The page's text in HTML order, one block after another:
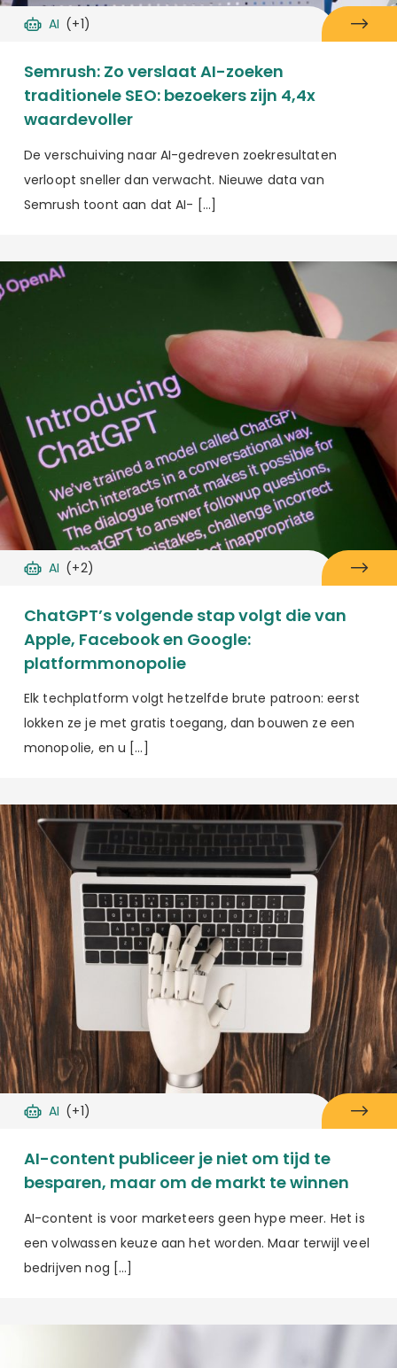
AI (+1)
Semrush: Zo verslaat AI-zoeken
traditionele SEO: bezoekers zijn 4,4x
waardevoller
De verschuiving naar AI-gedreven zoekresultaten
verloopt sneller dan verwacht. Nieuwe data van
Semrush toont aan dat AI- […]
AI (+2)
ChatGPT’s volgende stap volgt die van
Apple, Facebook en Google:
platformmonopolie
Elk techplatform volgt hetzelfde brute patroon: eerst
lokken ze je met gratis toegang, dan bouwen ze een
monopolie, en u […]
AI (+1)
AI-content publiceer je niet om tijd te
besparen, maar om de markt te winnen
AI-content is voor marketeers geen hype meer. Het is
een volwassen keuze aan het worden. Maar terwijl veel
bedrijven nog […]